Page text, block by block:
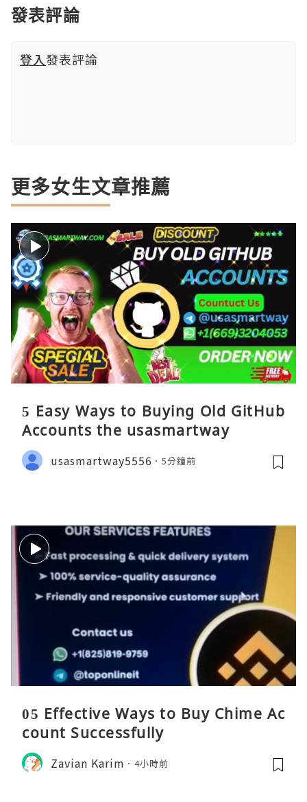
發表評論
登入發表評論
更多女生文章推薦
5 Easy Ways to Buying Old GitHub
Accounts the usasmartway
usasmartway5556 5分鐘前
05 Effective Ways to Buy Chime Ac
count Successfully
Zavian Karim 4小時前